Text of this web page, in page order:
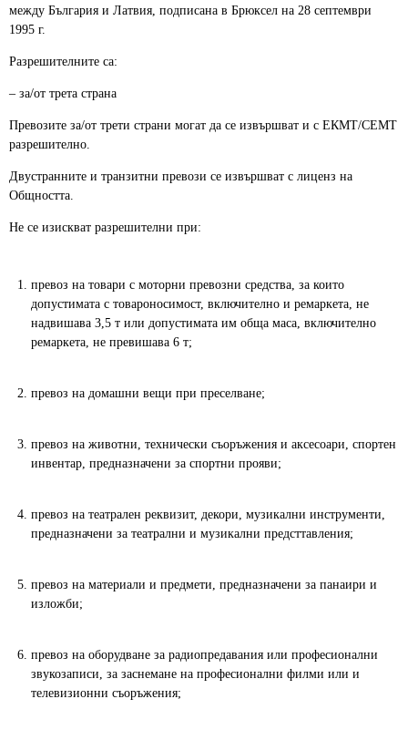
между България и Латвия, подписана в Брюксел на 28 септември
1995 г.
Разрешителните са:
– за/от трета страна
Превозите за/от трети страни могат да се извършват и с ЕКМТ/СЕМТ
разрешително.
Двустранните и транзитни превози се извършват с лиценз на
Общността.
Hе се изискват разрешителни при:
превоз на товари с моторни превозни средства, за които
допустимата с товароносимост, включително и ремаркета, не
надвишава 3,5 т или допустимата им обща маса, включително
ремаркета, не превишава 6 т;
превоз на домашни вещи при преселване;
превоз на животни, технически съоръжения и аксесоари, спортен
инвентар, предназначени за спортни прояви;
превоз на театрален реквизит, декори, музикални инструменти,
предназначени за театрални и музикални предсттавления;
превоз на материали и предмети, предназначени за панаири и
изложби;
превоз на оборудване за радиопредавания или професионални
звукозаписи, за заснемане на професионални филми или и
телевизионни съоръжения;